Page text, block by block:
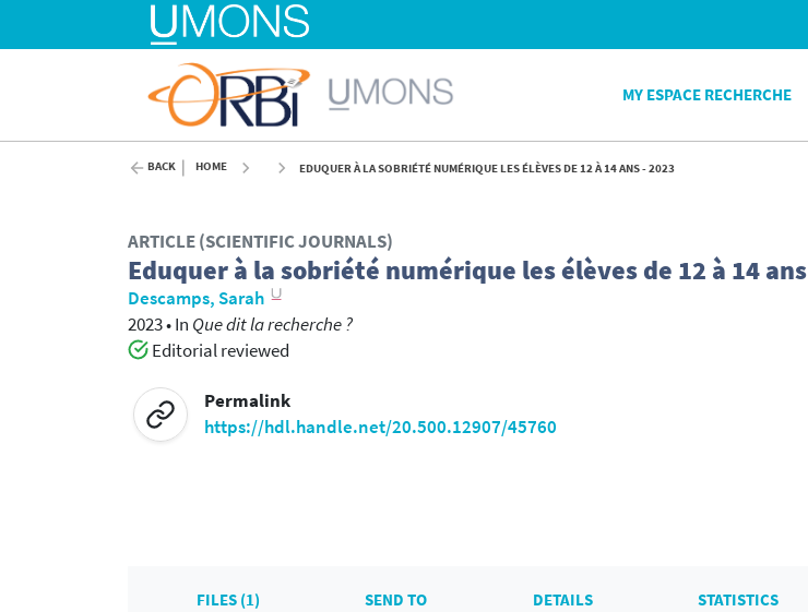
MY ESPACE RECHERCHE
BACK HOME EDUQUER À LA SOBRIÉTÉ NUMÉRIQUE LES ÉLÈVES DE 12 À 14 ANS - 2023
ARTICLE (SCIENTIFIC JOURNALS)
Eduquer à la sobriété numérique les élèves de 12 à 14 ans
Descamps, Sarah
2023•In Que dit la recherche ?
Editorial reviewed
Permalink
https://hdl.handle.net/20.500.12907/45760
FILES (1) SEND TO DETAILS STATISTICS